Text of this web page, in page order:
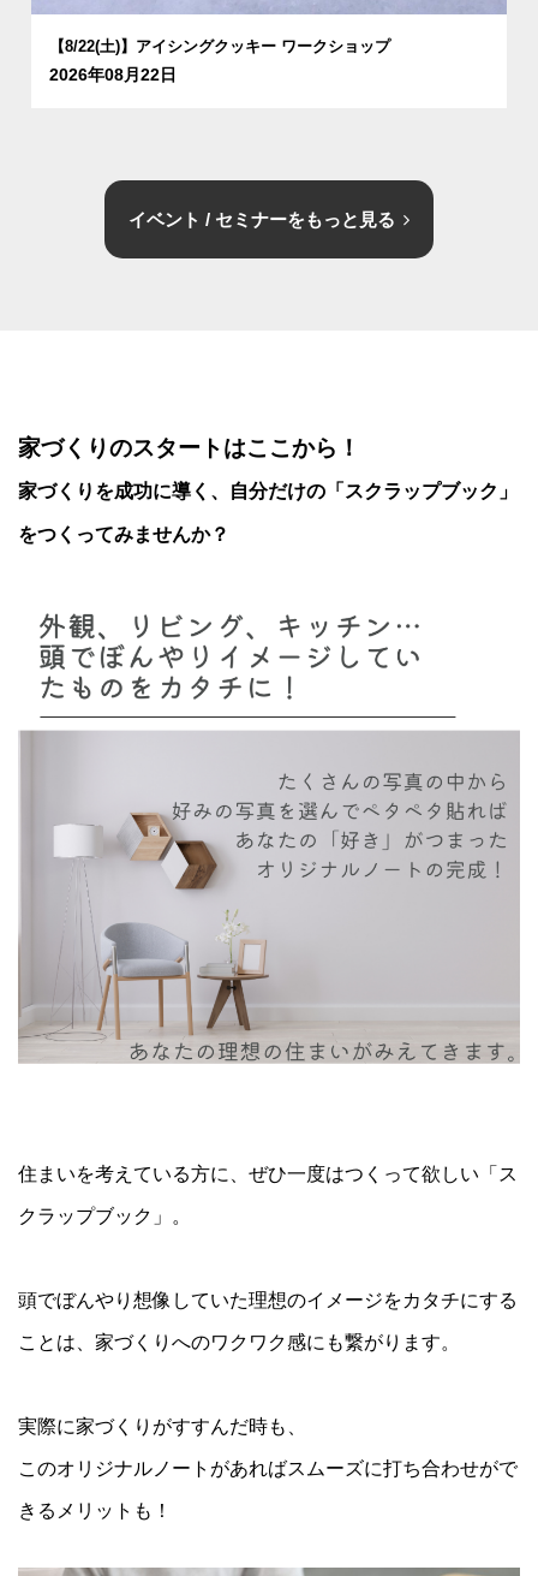
【8/22(土)】アイシングクッキー ワークショップ
2026年08月22日
イベント / セミナーをもっと見る
家づくりのスタートはここから！
家づくりを成功に導く、 自分だけの「スクラップブック」
をつくってみませんか？
住まいを考えている方に、ぜひ一度はつくって欲しい「ス
クラップブック」。
頭でぼんやり想像していた理想のイメージをカタチにする
ことは、家づくりへのワクワク感にも繋がります。
実際に家づくりがすすんだ時も、
このオリジナルノートがあればスムーズに打ち合わせがで
きるメリットも！